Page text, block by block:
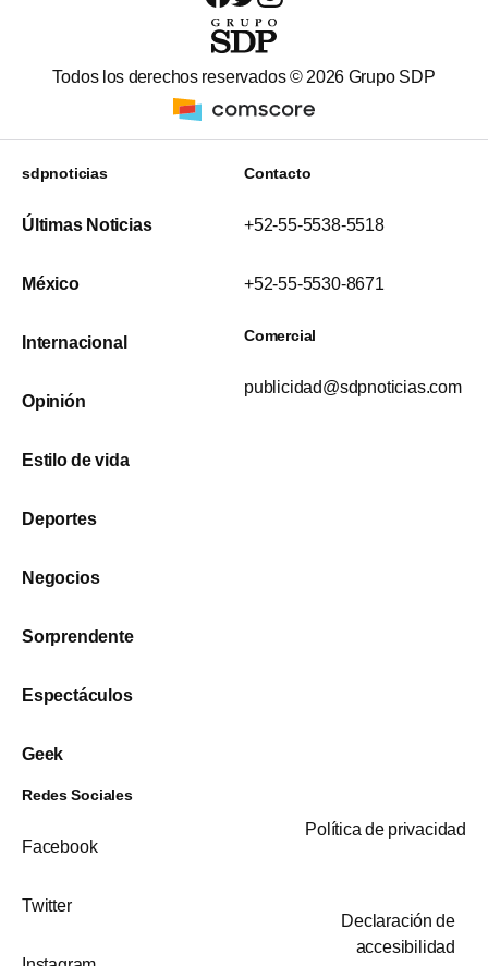
Todos los derechos reservados © 2026 Grupo SDP
sdpnoticias
Últimas Noticias
México
Internacional
Opinión
Estilo de vida
Deportes
Negocios
Sorprendente
Espectáculos
Geek
Contacto
+52-55-5538-5518
+52-55-5530-8671
Comercial
publicidad@sdpnoticias.com
Redes Sociales
Facebook
Twitter
Política de privacidad
Declaración de
accesibilidad